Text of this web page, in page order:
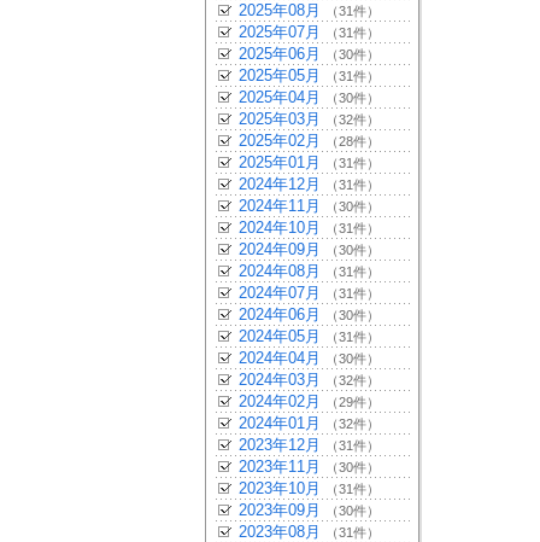
2025年08月 （31件）
2025年07月 （31件）
2025年06月 （30件）
2025年05月 （31件）
2025年04月 （30件）
2025年03月 （32件）
2025年02月 （28件）
2025年01月 （31件）
2024年12月 （31件）
2024年11月 （30件）
2024年10月 （31件）
2024年09月 （30件）
2024年08月 （31件）
2024年07月 （31件）
2024年06月 （30件）
2024年05月 （31件）
2024年04月 （30件）
2024年03月 （32件）
2024年02月 （29件）
2024年01月 （32件）
2023年12月 （31件）
2023年11月 （30件）
2023年10月 （31件）
2023年09月 （30件）
2023年08月 （31件）